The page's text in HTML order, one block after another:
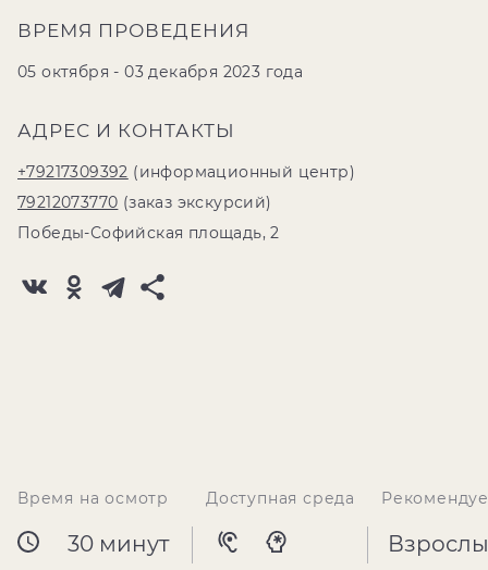
ВРЕМЯ ПРОВЕДЕНИЯ
05 октября - 03 декабря 2023 года
АДРЕС И КОНТАКТЫ
+79217309392 (информационный центр)
79212073770 (заказ экскурсий)
Победы-Софийская площадь, 2
Время на осмотр
30 минут
Доступная среда